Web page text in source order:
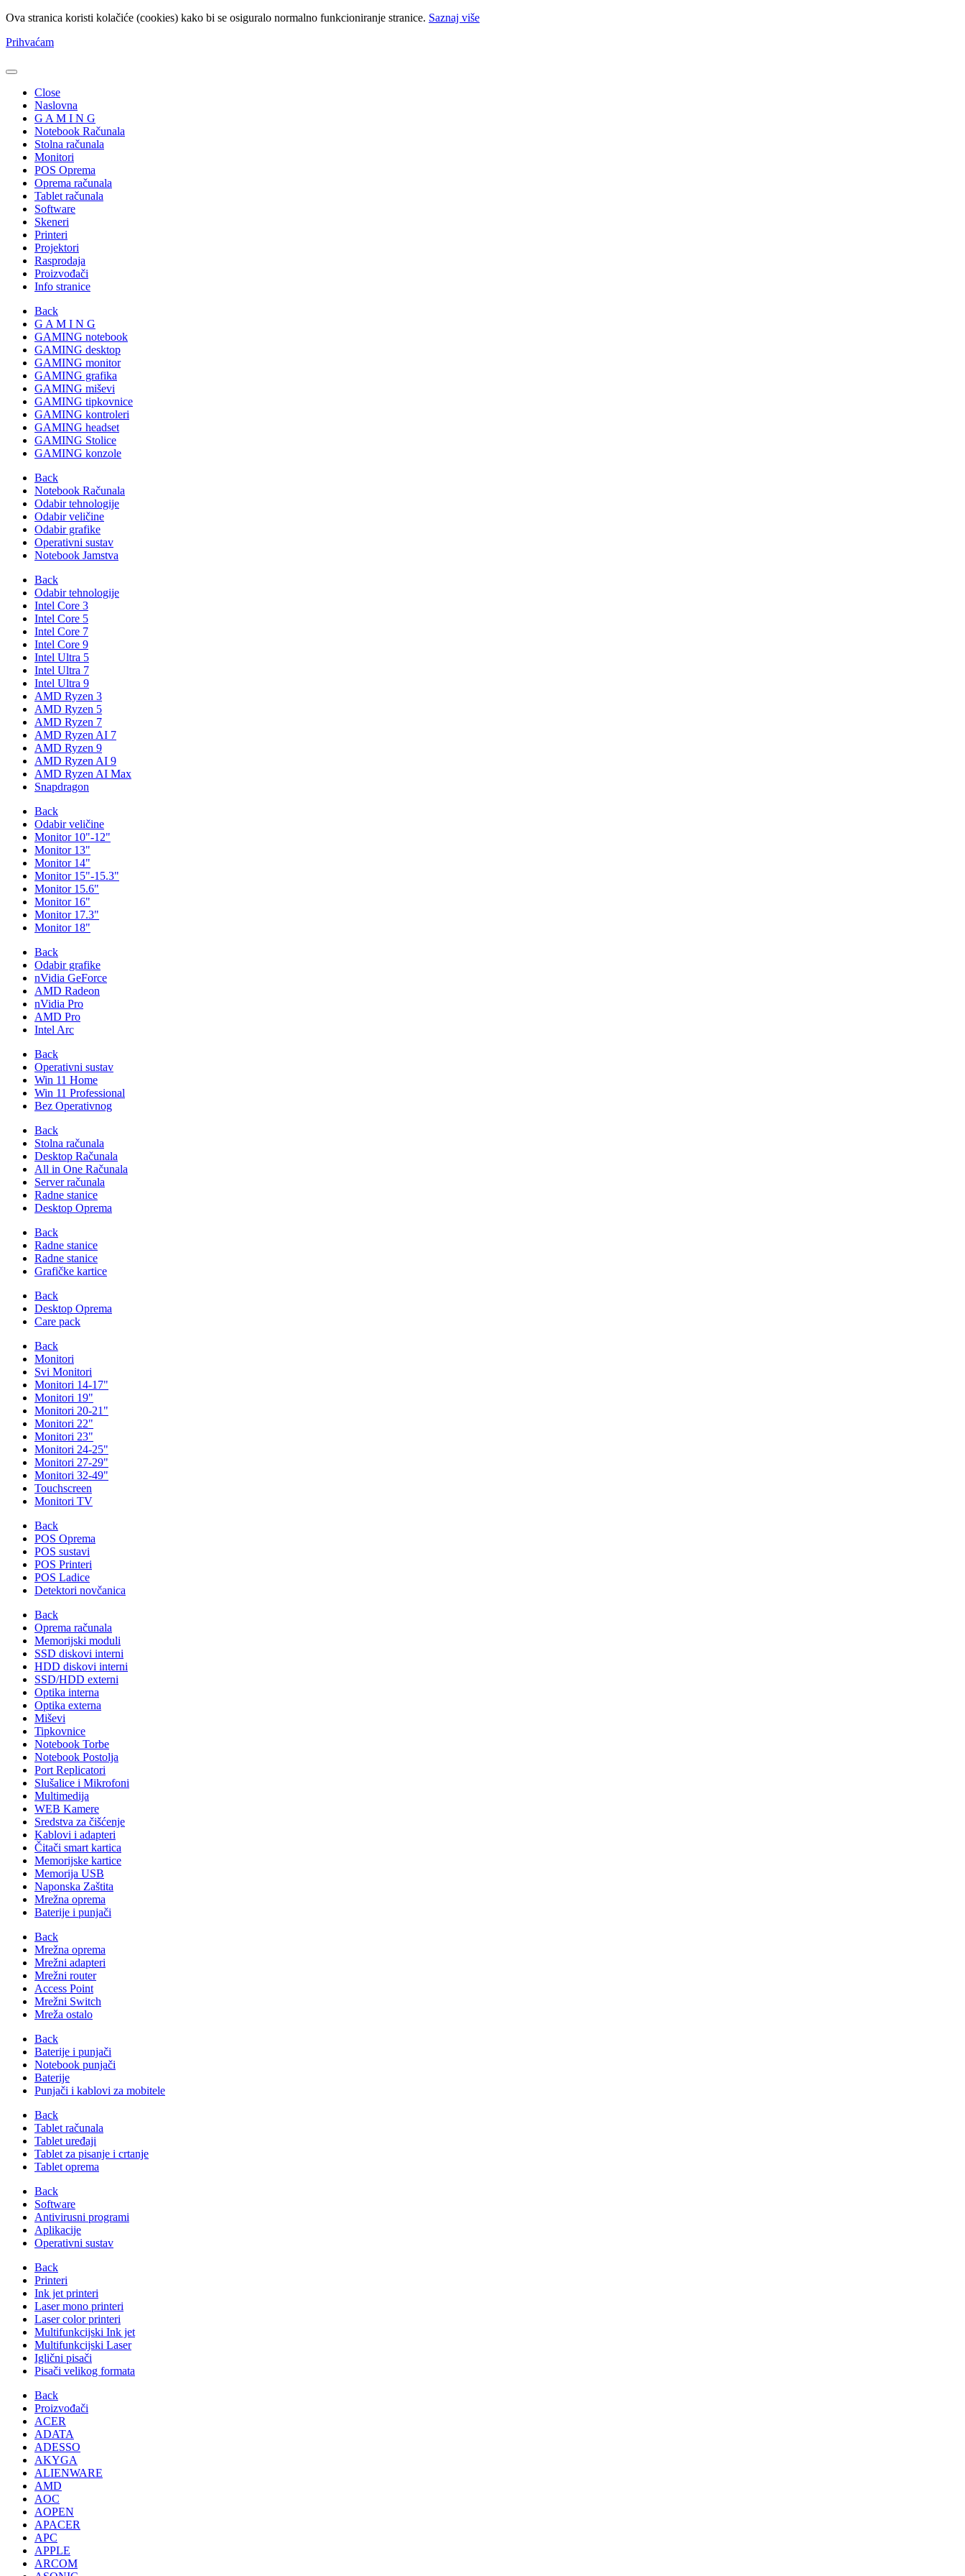
Ova stranica koristi kolačiće (cookies) kako bi se osiguralo normalno funkcioniranje stranice. Saznaj više
Prihvaćam
Close
Naslovna
G A M I N G
Notebook Računala
Stolna računala
Monitori
POS Oprema
Oprema računala
Tablet računala
Software
Skeneri
Printeri
Projektori
Rasprodaja
Proizvođači
Info stranice
Back
G A M I N G
GAMING notebook
GAMING desktop
GAMING monitor
GAMING grafika
GAMING miševi
GAMING tipkovnice
GAMING kontroleri
GAMING headset
GAMING Stolice
GAMING konzole
Back
Notebook Računala
Odabir tehnologije
Odabir veličine
Odabir grafike
Operativni sustav
Notebook Jamstva
Back
Odabir tehnologije
Intel Core 3
Intel Core 5
Intel Core 7
Intel Core 9
Intel Ultra 5
Intel Ultra 7
Intel Ultra 9
AMD Ryzen 3
AMD Ryzen 5
AMD Ryzen 7
AMD Ryzen AI 7
AMD Ryzen 9
AMD Ryzen AI 9
AMD Ryzen AI Max
Snapdragon
Back
Odabir veličine
Monitor 10"-12"
Monitor 13"
Monitor 14"
Monitor 15"-15.3"
Monitor 15.6"
Monitor 16"
Monitor 17.3"
Monitor 18"
Back
Odabir grafike
nVidia GeForce
AMD Radeon
nVidia Pro
AMD Pro
Intel Arc
Back
Operativni sustav
Win 11 Home
Win 11 Professional
Bez Operativnog
Back
Stolna računala
Desktop Računala
All in One Računala
Server računala
Radne stanice
Desktop Oprema
Back
Radne stanice
Radne stanice
Grafičke kartice
Back
Desktop Oprema
Care pack
Back
Monitori
Svi Monitori
Monitori 14-17"
Monitori 19"
Monitori 20-21"
Monitori 22"
Monitori 23"
Monitori 24-25"
Monitori 27-29"
Monitori 32-49"
Touchscreen
Monitori TV
Back
POS Oprema
POS sustavi
POS Printeri
POS Ladice
Detektori novčanica
Back
Oprema računala
Memorijski moduli
SSD diskovi interni
HDD diskovi interni
SSD/HDD externi
Optika interna
Optika externa
Miševi
Tipkovnice
Notebook Torbe
Notebook Postolja
Port Replicatori
Slušalice i Mikrofoni
Multimedija
WEB Kamere
Sredstva za čišćenje
Kablovi i adapteri
Čitači smart kartica
Memorijske kartice
Memorija USB
Naponska Zaštita
Mrežna oprema
Baterije i punjači
Back
Mrežna oprema
Mrežni adapteri
Mrežni router
Access Point
Mrežni Switch
Mreža ostalo
Back
Baterije i punjači
Notebook punjači
Baterije
Punjači i kablovi za mobitele
Back
Tablet računala
Tablet uređaji
Tablet za pisanje i crtanje
Tablet oprema
Back
Software
Antivirusni programi
Aplikacije
Operativni sustav
Back
Printeri
Ink jet printeri
Laser mono printeri
Laser color printeri
Multifunkcijski Ink jet
Multifunkcijski Laser
Iglični pisači
Pisači velikog formata
Back
Proizvođači
ACER
ADATA
ADESSO
AKYGA
ALIENWARE
AMD
AOC
AOPEN
APACER
APC
APPLE
ARCOM